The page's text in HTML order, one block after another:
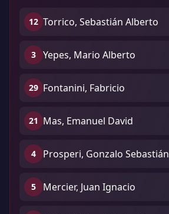
12 Torrico, Sebastián Alberto
3 Yepes, Mario Alberto
29 Fontanini, Fabricio
21 Mas, Emanuel David
4 Prosperi, Gonzalo Sebastián
5 Mercier, Juan Ignacio